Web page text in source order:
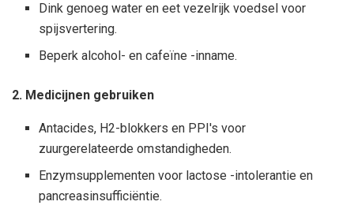
Dink genoeg water en eet vezelrijk voedsel voor
spijsvertering.
Beperk alcohol- en cafeïne -inname.
2. Medicijnen gebruiken
Antacides, H2-blokkers en PPI's voor
zuurgerelateerde omstandigheden.
Enzymsupplementen voor lactose -intolerantie en
pancreasinsufficiëntie.